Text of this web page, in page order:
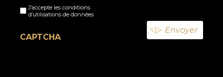
titreJ’accepte les conditions
d’utilisations de données
CAPTCHA